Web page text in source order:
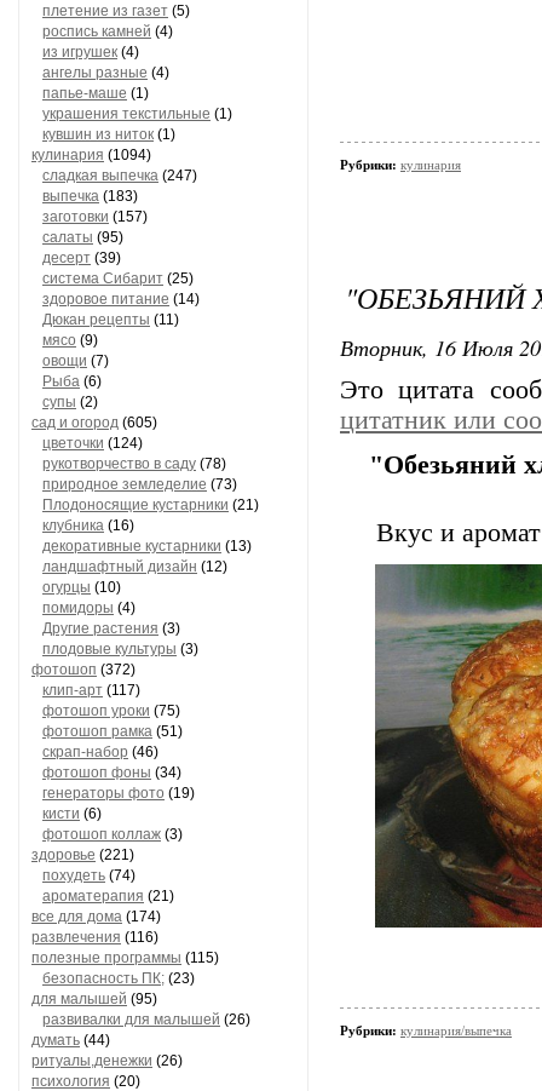
плетение из газет (5)
роспись камней (4)
из игрушек (4)
ангелы разные (4)
папье-маше (1)
украшения текстильные (1)
кувшин из ниток (1)
кулинария (1094)
сладкая выпечка (247)
выпечка (183)
заготовки (157)
салаты (95)
десерт (39)
система Сибарит (25)
здоровое питание (14)
Дюкан рецепты (11)
мясо (9)
овощи (7)
Рыба (6)
супы (2)
сад и огород (605)
цветочки (124)
рукотворчество в саду (78)
природное земледелие (73)
Плодоносящие кустарники (21)
клубника (16)
декоративные кустарники (13)
ландшафтный дизайн (12)
огурцы (10)
помидоры (4)
Другие растения (3)
плодовые культуры (3)
фотошоп (372)
клип-арт (117)
фотошоп уроки (75)
фотошоп рамка (51)
скрап-набор (46)
фотошоп фоны (34)
генераторы фото (19)
кисти (6)
фотошоп коллаж (3)
здоровье (221)
похудеть (74)
ароматерапия (21)
все для дома (174)
развлечения (116)
полезные программы (115)
безопасность ПК; (23)
для малышей (95)
развивалки для малышей (26)
думать (44)
ритуалы,денежки (26)
психология (20)
Рубрики: кулинария
Вторник, 16 Июля
Это цитата
цитатник или
"Обезьяний
Вкус и
Рубрики: кулинария/выпечка